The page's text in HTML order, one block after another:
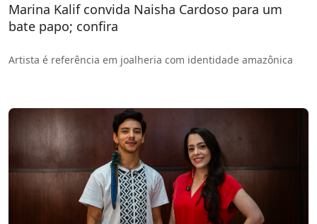
Marina Kalif convida Naisha Cardoso para um
bate papo; confira
Artista é referência em joalheria com identidade amazônica